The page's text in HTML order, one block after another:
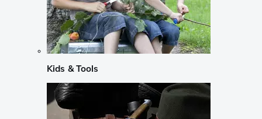
Kids & Tools